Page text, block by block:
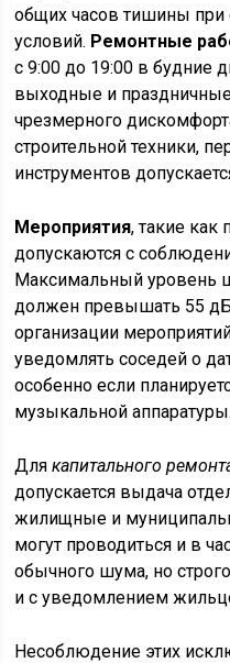
общих часов тишины
условий. Ремонтные
с 9:00 до 19:00 в будние
выходные и
чрезмерного
строительной техники,
инструментов
Мероприятия, такие как
допускаются с
Максимальный уровень
должен превышать 55 дБ
организации
уведомлять соседей о
особенно если
музыкальной аппаратуры.
Длякапитального
допускается выдача
жилищные и
могут проводиться и в
обычного шума, но
и с уведомлением
Несоблюдение этих